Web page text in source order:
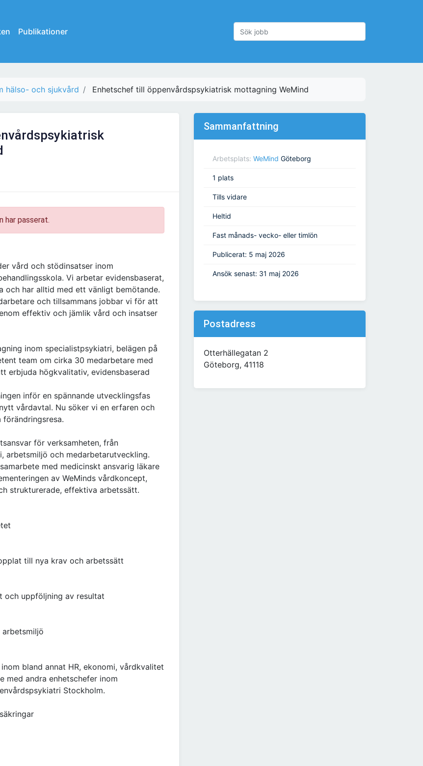
Publikationer
hälso- och sjukvård Enhetschef till öppenvårdspsykiatrisk mottagning WeMind
har passerat.
vård och stödinsatser inom
Vi arbetar evidensbaserat,
och har alltid med ett vänligt bemötande.
och tillsammans jobbar vi för att
effektiv och jämlik vård och insatser
inom specialistpsykiatri, belägen på
team om cirka 30 medarbetare med
erbjuda högkvalitativ, evidensbaserad
inför en spännande utvecklingsfas
vårdavtal. Nu söker vi en erfaren och
för verksamheten, från
arbetsmiljö och medarbetarutveckling.
med medicinskt ansvarig läkare
av WeMinds vårdkoncept,
strukturerade, effektiva arbetssätt.
till nya krav och arbetssätt
och uppföljning av resultat
arbetsmiljö
bland annat HR, ekonomi, vårdkvalitet
med andra enhetschefer inom
Stockholm.
Sammanfattning
Arbetsplats: WeMind Göteborg
1 plats
Tills vidare
Heltid
Fast månads- vecko- eller timlön
Publicerat: 5 maj 2026
Ansök senast: 31 maj 2026
Postadress
Otterhällegatan 2
Göteborg, 41118